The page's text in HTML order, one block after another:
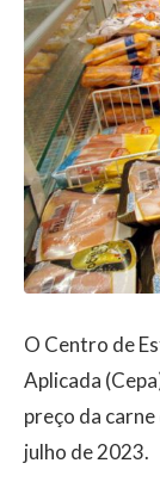
O Centro de
Aplicada
preço da
julho de 2023.